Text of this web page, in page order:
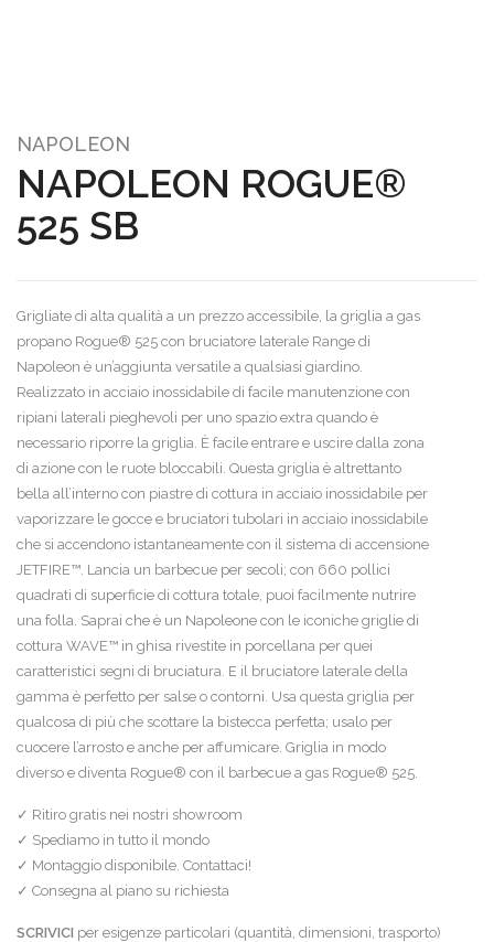
NAPOLEON
NAPOLEON ROGUE®
525 SB
Grigliate di alta qualità a un prezzo accessibile, la griglia a gas
propano Rogue® 525 con bruciatore laterale Range di
Napoleon è un’aggiunta versatile a qualsiasi giardino.
Realizzato in acciaio inossidabile di facile manutenzione con
ripiani laterali pieghevoli per uno spazio extra quando è
necessario riporre la griglia. È facile entrare e uscire dalla zona
di azione con le ruote bloccabili. Questa griglia è altrettanto
bella all’interno con piastre di cottura in acciaio inossidabile per
vaporizzare le gocce e bruciatori tubolari in acciaio inossidabile
che si accendono istantaneamente con il sistema di accensione
JETFIRE™. Lancia un barbecue per secoli; con 660 pollici
quadrati di superficie di cottura totale, puoi facilmente nutrire
una folla. Saprai che è un Napoleone con le iconiche griglie di
cottura WAVE™ in ghisa rivestite in porcellana per quei
caratteristici segni di bruciatura. E il bruciatore laterale della
gamma è perfetto per salse o contorni. Usa questa griglia per
qualcosa di più che scottare la bistecca perfetta; usalo per
cuocere l’arrosto e anche per affumicare. Griglia in modo
diverso e diventa Rogue® con il barbecue a gas Rogue® 525.
✓ Ritiro gratis nei nostri showroom
✓ Spediamo in tutto il mondo
✓ Montaggio disponibile. Contattaci!
✓ Consegna al piano su richiesta
SCRIVICI per esigenze particolari (quantità, dimensioni, trasporto)